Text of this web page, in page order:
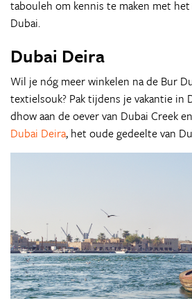
tabouleh om kennis te maken met
Dubai.
Dubai Deira
Wil je nóg meer winkelen na de Bur
textielsouk? Pak tijdens je vakantie in
dhow aan de oever van Dubai Creek
Dubai Deira, het oude gedeelte van